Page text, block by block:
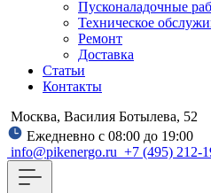
Пусконаладочные
Техническое
Ремонт
Доставка
Статьи
Контакты
Москва, Василия Ботылева, 52
Ежедневно с 08:00 до 19:00
info@pikenergo.ru +7 (495) 212-